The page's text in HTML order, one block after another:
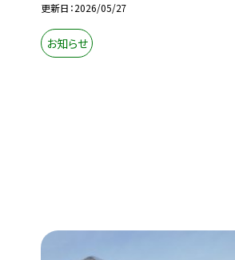
更新日 2026/05/27
お知らせ